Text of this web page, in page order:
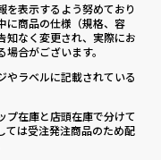
を表示するよう努めており
に商品の仕様（規格、容
知なく変更され、実際にお
合がございます。
やラベルに記載されている
プ在庫と店頭在庫で分けて
ては受注発注商品のため配